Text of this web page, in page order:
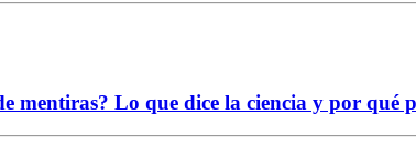
mentiras? Lo que dice la ciencia y por qué